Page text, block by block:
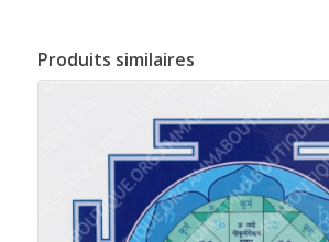
Produits similaires